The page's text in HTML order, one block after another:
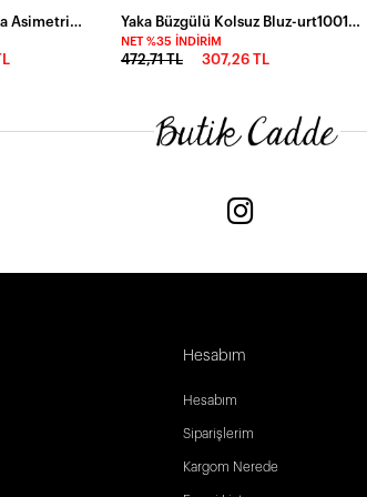
Uzun Kollu Bisiklet Yaka Asimetrik Kesim Detaylı Dantelli Viskon Bluz Yaka Büzgülü Kolsuz Bluz-urt1001-syh
NET %35 İNDIRIM
472,71 TL 307,26 TL
Hesabım
Hesabım
Siparişlerim
Kargom Nerede